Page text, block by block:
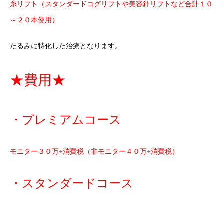
糸リフト（スタンダードコグリフトや美容針リフトなど合計１０
～２０本使用）
たるみに特化した治療となります。
★費用★
・プレミアムコース
モニター３０万+消費税（非モニター４０万+消費税）
・スタンダードコース